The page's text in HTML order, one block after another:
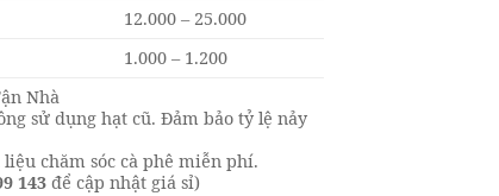
12.000 – 25.000
1.000 – 1.200
Nhà
sử dụng hạt cũ. Đảm bảo tỷ lệ nảy
chăm sóc cà phê miễn phí.
143 để cập nhật giá sỉ)